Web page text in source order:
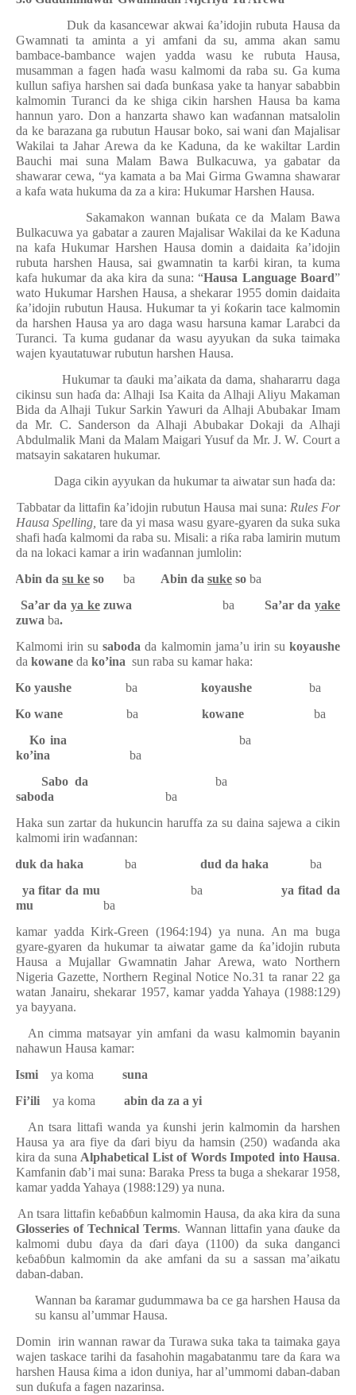
Duk da kasancewar akwai ƙa’idojin rubuta Hausa da
Gwamnati ta aminta a yi amfani da su, amma akan samu
bambace-bambance wajen yadda wasu ke rubuta Hausa,
musamman a fagen haɗa wasu kalmomi da raba su. Ga kuma
kullun safiya harshen sai daɗa bunƙasa yake ta hanyar sababbin
kalmomin Turanci da ke shiga cikin harshen Hausa ba kama
hannun yaro. Don a hanzarta shawo kan waɗannan matsalolin
da ke barazana ga rubutun Hausar boko, sai waniɗan Majalisar
Wakilai ta Jahar Arewa da ke Kaduna, da ke wakiltar Lardin
Bauchi mai suna Malam Bawa Bulkacuwa, ya gabatar da
shawarar cewa, “ya kamata a ba Mai Girma Gwamna shawarar
a kafa wata hukuma da za a kira: Hukumar Harshen Hausa.
Sakamakon wannan buƙata ce da Malam Bawa
Bulkacuwa ya gabatar a zauren Majalisar Wakilai da ke Kaduna
na kafa Hukumar Harshen Hausa domin a daidaita ƙa’idojin
rubuta harshen Hausa, sai gwamnatin ta karɓi kiran, ta kuma
kafa hukumar da aka kira da suna: “Hausa Language Board”
wato Hukumar Harshen Hausa, a shekarar 1955 domin daidaita
ƙa’idojin rubutun Hausa. Hukumar ta yi ƙoƙarin tace kalmomin
da harshen Hausa ya aro daga wasu harsuna kamar Larabci da
Turanci. Ta kuma gudanar da wasu ayyukan da suka taimaka
wajen kyautatuwar rubutun harshen Hausa.
Hukumar ta ɗauki ma’aikata da dama, shahararru daga
cikinsu sun haɗa da: Alhaji Isa Kaita da Alhaji Aliyu Makaman
Bida da Alhaji Tukur Sarkin Yawuri da Alhaji Abubakar Imam
da Mr. C. Sanderson da Alhaji Abubakar Dokaji da Alhaji
Abdulmalik Mani da Malam Maigari Yusuf da Mr. J. W. Court a
matsayin sakataren hukumar.
Daga cikin ayyukan da hukumar ta aiwatar sun haɗa da:
Tabbatar da littafin ƙa’idojin rubutun Hausa mai suna: Rules For
Hausa Spelling, tare da yi masa wasu gyare-gyaren da suka suka
shafi haɗa kalmomi da raba su. Misali: a riƙa raba lamirin mutum
da na lokaci kamar a irin waɗannan jumlolin:
Abin da su ke so ba Abin da suke so ba
Sa’ar da ya kezuwa ba Sa’ar dayake
zuwa ba.
Kalmomi irin susaboda da kalmomin jama’u irin sukoyaushe
da kowane da ko’ina sun raba su kamar haka:
Ko yaushe ba koyaushe
ba
Ko wane ba kowane
ba
Ko ina
ba
ko’ina
ba
Sabo da
ba
saboda
ba
Haka sun zartar da hukuncin haruffa za su daina sajewa a cikin
kalmomi irin waɗannan:
duk da haka ba dud da haka
ba
ya fitar da mu ba
ya fitad da
mu
ba
kamar yadda Kirk-Green (1964:194) ya nuna. An ma buga
gyare-gyaren da hukumar ta aiwatar game da ƙa’idojin rubuta
Hausa a Mujallar Gwamnatin Jahar Arewa, wato Northern
Nigeria Gazette, Northern Reginal Notice No.31 ta ranar 22 ga
watan Janairu, shekarar 1957, kamar yadda Yahaya (1988:129)
ya bayyana.
An cimma matsayar yin amfani da wasu kalmomin bayanin
nahawun Hausa kamar:
Ismi ya koma
suna
Fi’ili ya koma
abin da za a yi
An tsara littafi wanda ya ƙunshi jerin kalmomin da harshen
Hausa ya ara fiye da ɗari biyu da hamsin (250) waɗanda aka
kira da suna Alphabetical List of Words Impoted into Hausa.
Kamfaninɗab’i mai suna: Baraka Press ta buga a shekarar 1958,
kamar yadda Yahaya (1988:129) ya nuna.
An tsara littafin keɓaɓɓun kalmomin Hausa, da aka kira da suna
Glosseries of Technical Terms. Wannan littafin yana ɗauke da
kalmomi dubu ɗaya da ɗariɗaya (1100) da suka danganci
keɓaɓɓun kalmomin da ake amfani da su a sassan ma’aikatu
daban-daban.
Wannan ba ƙaramar gudummawa ba ce ga harshen Hausa da
su kansu al’ummar Hausa.
Domin irin wannan rawar da Turawa suka taka ta taimaka gaya
wajen taskace tarihi da fasahohin magabatanmu tare da ƙara wa
harshen Hausa ƙima a idon duniya, har al’ummomi daban-daban
sun duƙufa a fagen nazarinsa.